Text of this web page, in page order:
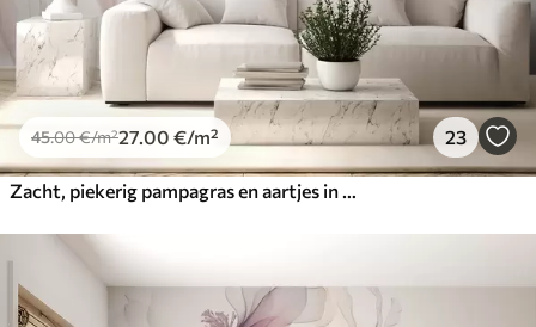
45.00€/m²27 .00 €/m² 23